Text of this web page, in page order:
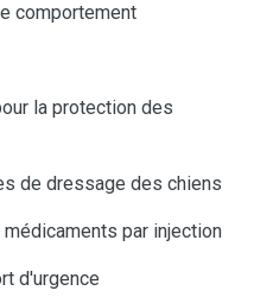
comportement
la protection des
de dressage des chiens
par injection
d'urgence